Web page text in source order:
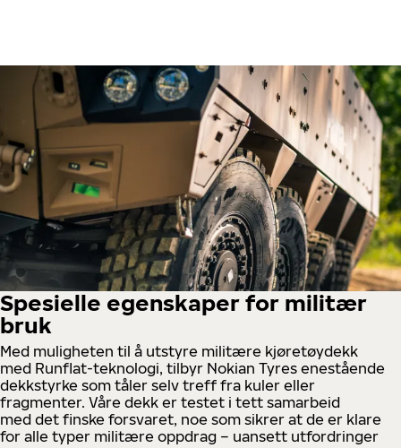
Spesielle egenskaper for militær
bruk
Med muligheten til å utstyre militære kjøretøydekk
med Runflat-teknologi, tilbyr Nokian Tyres enestående
dekkstyrke som tåler selv treff fra kuler eller
fragmenter. Våre dekk er testet i tett samarbeid
med det finske forsvaret, noe som sikrer at de er klare
for alle typer militære oppdrag – uansett utfordringer